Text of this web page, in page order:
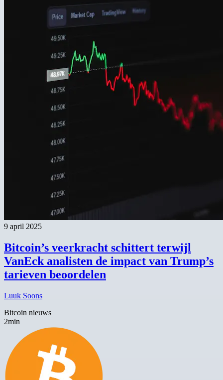
9 april 2025
Bitcoin’s veerkracht schittert terwijl
VanEck analisten de impact van Trump’s
tarieven beoordelen
Luuk Soons
Bitcoin nieuws
2min